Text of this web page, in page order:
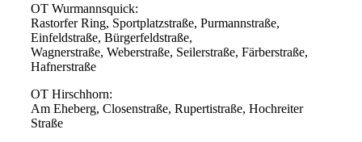
OT Wurmannsquick:
Rastorfer Ring, Sportplatzstraße, Purmannstraße,
Einfeldstraße, Bürgerfeldstraße,
Wagnerstraße, Weberstraße, Seilerstraße, Färberstraße,
Hafnerstraße
OT Hirschhorn:
Am Eheberg, Closenstraße, Rupertistraße, Hochreiter
Straße